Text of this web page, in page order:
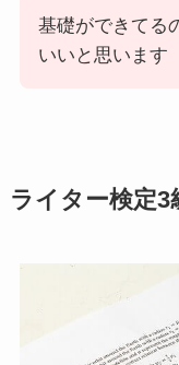
基礎ができてる
いいと思います
ライター検定3